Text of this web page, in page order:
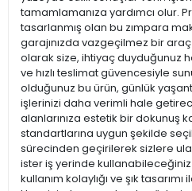
tamamlamanıza yardımcı olur.
tasarlanmış olan bu zımpara
garajınızda vazgeçilmez bir
olarak size, ihtiyaç duyduğunuz
ve hızlı teslimat güvencesiyle
olduğunuz bu ürün, günlük
işlerinizi daha verimli hale
alanlarınıza estetik bir dokunuş
standartlarına uygun şekilde
sürecinden geçirilerek sizlere
ister iş yerinde kullanabileceğiniz
kullanım kolaylığı ve şık tasarımı